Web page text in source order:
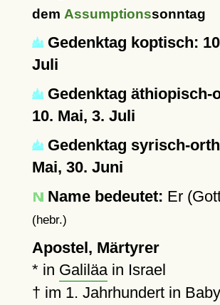
dem Assumptionssonntag
Gedenktag koptisch:
Juli
Gedenktag äthiopisch-
10. Mai, 3. Juli
Gedenktag syrisch-
Mai, 30. Juni
Name bedeutet: Er
(hebr.)
Apostel, Märtyrer
* in Galiläain Israel
† im 1. Jahrhundert in